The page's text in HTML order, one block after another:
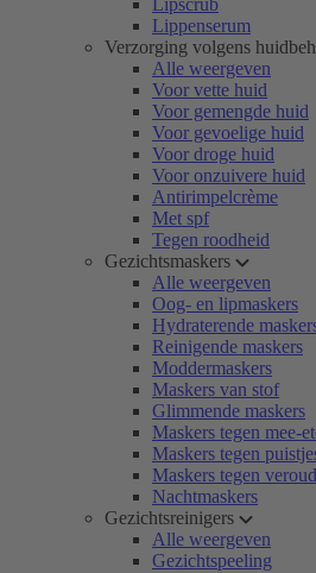
Lipscrub
Lippenserum
Verzorging volgens
Alle weergeven
Voor vette huid
Voor gemengde huid
Voor gevoelige huid
Voor droge huid
Voor onzuivere huid
Antirimpelcrème
Met spf
Tegen roodheid
Gezichtsmaskers
Alle weergeven
Oog- en lipmaskers
Hydraterende
Reinigende maskers
Moddermaskers
Maskers van stof
Glimmende maskers
Maskers tegen mee-
Maskers tegen
Maskers tegen
Nachtmaskers
Gezichtsreinigers
Alle weergeven
Gezichtspeeling